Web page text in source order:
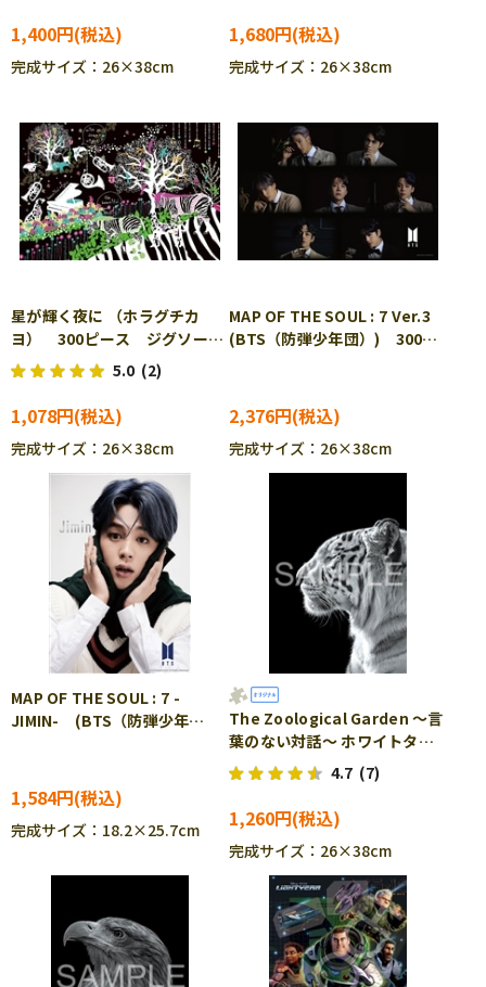
1,400円
完成サイズ：26×38cm
1,680円
完成サイズ：26×38cm
星が輝く夜に （ホラグチカ
ヨ） 300ピース ジグソーパ
ズル EPO-26-348s
5.0 (2)
1,078円
完成サイズ：26×38cm
MAP OF THE SOUL : 7 Ver.3
(BTS（防弾少年団）) 300ピ
2,376円
完成サイズ：26×38cm
MAP OF THE SOUL : 7 -
JIMIN- (BTS（防弾少年
1,584円
完成サイズ：18.2×25.7cm
The Zoological Garden ～言
葉のない対話～ ホワイトタイ
ガー 300ピース ジグソーパ
ズル EPO-71-687
4.7 (7)
1,260円
完成サイズ：26×38cm